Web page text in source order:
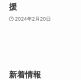
援
2024年2月20日
新着情報